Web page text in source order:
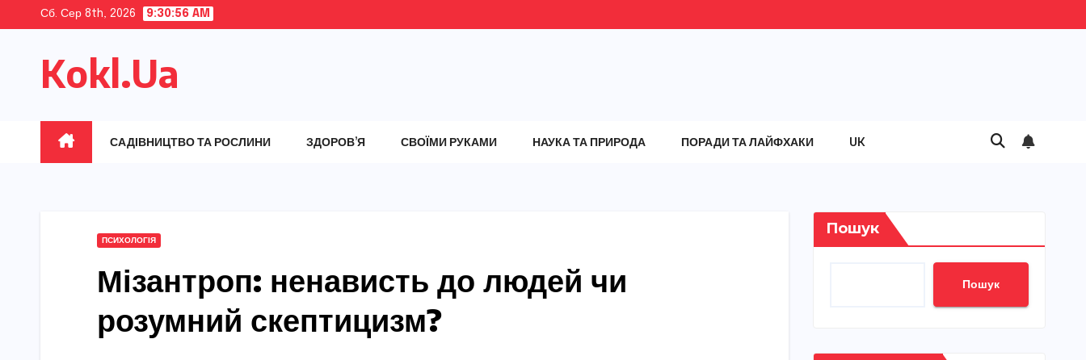
content
Сб. Сер 8th, 2026 9:30:57 AM
Kokl.Ua
САДІВНИЦТВО ТА РОСЛИНИ ЗДОРОВ’Я СВОЇМИ РУКАМИ НАУКА ТА ПРИРОДА ПОРАДИ ТА ЛАЙФХАКИ UK
ПСИХОЛОГІЯ
Мізантроп: ненависть до людей чи
розумний скептицизм?
Пошук
Пошук